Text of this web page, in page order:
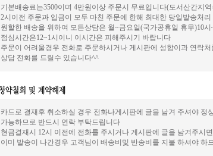
기본배송료는3500이며 4만원이상 주문시 무료입니다(도서산간지
2시이전 주문과 입금이 모두 마친 주문에 한해 최대한 당일발송처
원할한 배송을 위하여 모든상담은 월~금요일(국가공휴일 휴무)10시
점심시간은12~1시이니 이시간은 피해주시기 바랍니다
주문이 어려울경우 전화로 주문하시거나 게시판에 성함이과 연락처
상담 전화를 드릴수 있습니다^^
카드로 결재후 취소하실 경우 전화나게시판에 글을 남겨 주셔야 정
가능하므로 반드시 연락 부탁드립니다
현금결재시 12시 이전에 전화를 주시거나 게시판에 글을 남겨주시
이미 발송이 나간경우 고객님이 배송비및 반송비를 지불 하셔야 하